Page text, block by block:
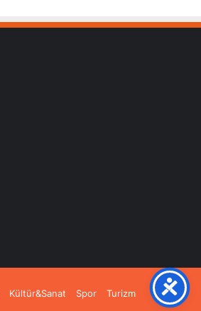
Kültür&Sanat Spor Turizm